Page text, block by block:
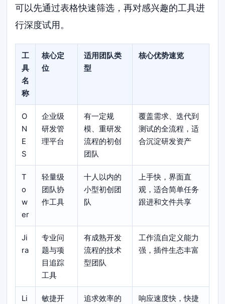
可以先通过表格快速筛选，再对感兴趣的工具进
行深度试用。
工
具
名
称
核心定
位
适用团队类
型
核心优势速览
O
N
E
S
企业级
研发管
理平台
有一定规
模、重研发
流程的初创
团队
覆盖需求、迭代到
测试的全流程，适
合沉淀研发资产
T
o
w
er
轻量级
团队协
作工具
十人以内的
小型初创团
队
上手快，界面直
观，适合简单任务
跟进和文件共享
Ji
ra
专业问
题与项
目追踪
工具
有成熟开发
流程的技术
型团队
工作流自定义能力
强，插件生态丰富
Li
敏捷开
追求效率的
响应速度快，快捷